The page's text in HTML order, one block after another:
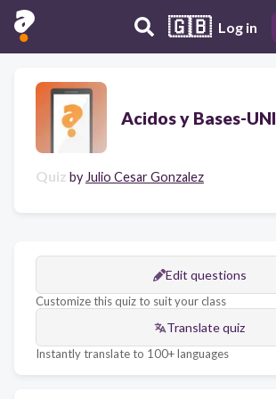
🇬🇧 Log in
Acidos y Bases-UNI
Quiz by Julio Cesar Gonzalez
Edit questions
Customize this quiz to suit your class
Translate quiz
Instantly translate to 100+ languages